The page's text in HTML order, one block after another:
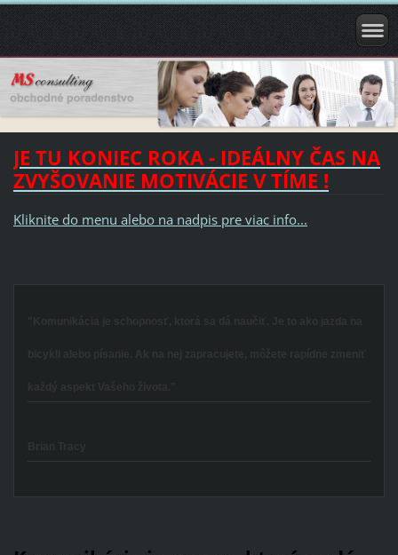
JE TU KONIEC ROKA - IDEÁLNY ČAS NA
ZVYŠOVANIE MOTIVÁCIE V TÍME !
Kliknite do menu alebo na nadpis pre viac info...